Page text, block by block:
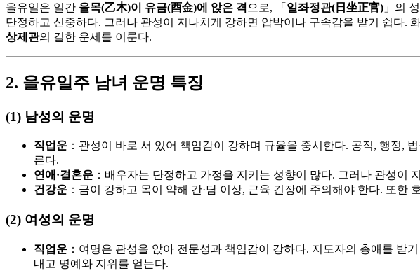
을유일은 일간 을목(乙木)이 유금(酉金)에 앉은 격 으로, 「 일좌정관(日坐正官) 」의
단정하고 신중하다. 그러나 관성이 지나치게 강하면 압박이나 구속감을 받기 쉽다.
상제관의 길한 운세를 이룬다.
2. 을유일주 남녀 운명 특징
(1) 남성의 운명
직업운 ：관성이 바로 서 있어 책임감이 강하며 규율을 중시한다. 공직, 행정,
른다.
연애·결혼운 ：배우자는 단정하고 가정을 지키는 성향이 많다. 그러나 관성이
건강운 ：금이 강하고 목이 약해 간·담 이상, 근육 긴장에 주의해야 한다. 또한
(2) 여성의 운명
직업운 ：여명은 관성을 앉아 전문성과 책임감이 강하다. 지도자의 총애를 받
내고 명예와 지위를 얻는다.